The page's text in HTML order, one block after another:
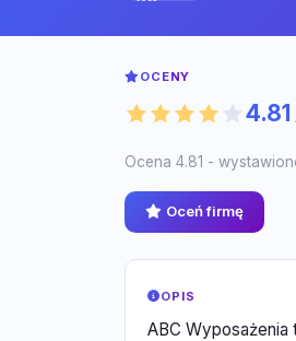
OCENY
4.81
Ocena 4.81 -
Oceń firmę
OPIS
ABC Wyposażenia